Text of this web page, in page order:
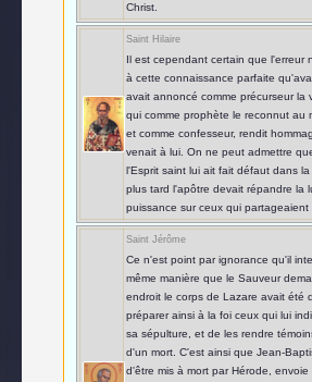
Christ.
Saint Hilaire
Il est cependant certain que l'erreur
à cette connaissance parfaite
avait annoncé comme précurseur la
qui comme prophète le reconnut au
et comme confesseur, rendit
venait à lui. On ne peut admettre
l'Esprit saint lui ait fait défaut dans
plus tard l'apôtre devait répandre la
puissance sur ceux qui partageaient
Saint Jérôme
Ce n'est point par ignorance qu'il
même manière que le Sauveur
endroit le corps de Lazare avait été
préparer ainsi à la foi ceux qui lui
sa sépulture, et de les rendre
d'un mort. C'est ainsi que Jean-
d'être mis à mort par Hérode, envoie